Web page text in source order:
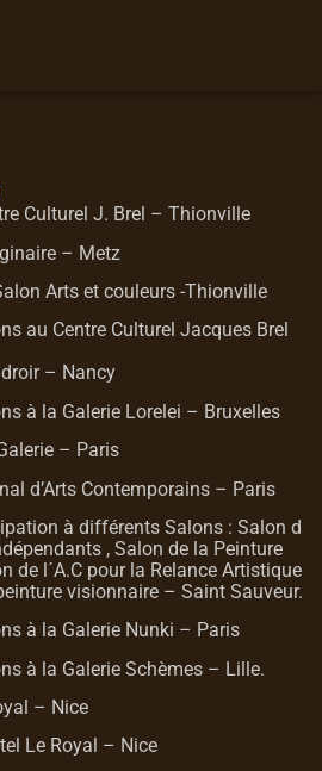
Culturel J. Brel – Thionville
– Metz
Arts et couleurs -Thionville
au Centre Culturel Jacques Brel
– Nancy
à la Galerie Lorelei – Bruxelles
– Paris
d’Arts Contemporains – Paris
à différents Salons : Salon d
, Salon de la Peinture
de l´A.C pour la Relance Artistique
visionnaire – Saint Sauveur.
à la Galerie Nunki – Paris
à la Galerie Schèmes – Lille.
– Nice
Le Royal – Nice